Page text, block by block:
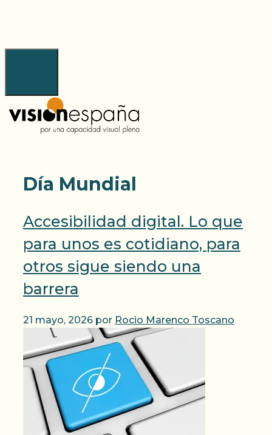
Día Mundial
Accesibilidad digital. Lo que
para unos es cotidiano, para
otros sigue siendo una
barrera
21 mayo, 2026 por Rocio Marenco Toscano